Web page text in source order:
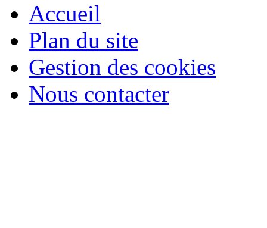
Accueil
Plan du site
Gestion des cookies
Nous contacter